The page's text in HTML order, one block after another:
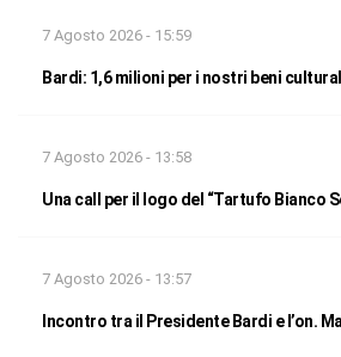
7 Agosto 2026 - 15:59
Bardi: 1,6 milioni per i nostri beni
7 Agosto 2026 - 13:58
Una call per il logo del “Tartufo Bianco
7 Agosto 2026 - 13:57
Incontro tra il Presidente Bardi e l’on.